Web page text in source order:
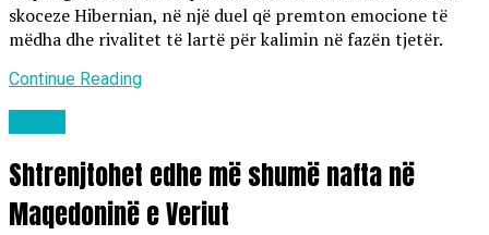
skoceze Hibernian, në një duel që premton emocione të
mëdha dhe rivalitet të lartë për kalimin në fazën tjetër.
Continue Reading
Shtrenjtohet edhe më shumë nafta në
Maqedoninë e Veriut